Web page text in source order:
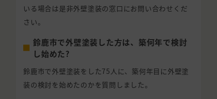
いる場合は是非外壁塗装の窓口にお問い合わせくだ
さい。
鈴鹿市で外壁塗装した方は、築何年で検討
し始めた?
鈴鹿市で外壁塗装をした75人に、築何年目に外壁塗
装の検討を始めたのかを質問しました。